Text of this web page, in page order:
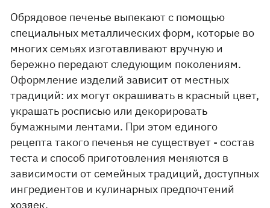
Обрядовое печенье выпекают с помощью
специальных металлических форм, которые во
многих семьях изготавливают вручную и
бережно передают следующим поколениям.
Оформление изделий зависит от местных
традиций: их могут окрашивать в красный цвет,
украшать росписью или декорировать
бумажными лентами. При этом единого
рецепта такого печенья не существует - состав
теста и способ приготовления меняются в
зависимости от семейных традиций, доступных
ингредиентов и кулинарных предпочтений
хозяек.